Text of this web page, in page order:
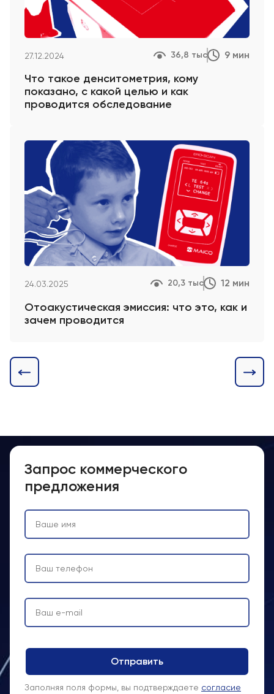
27.12.2024 36,8 тыс 9 мин
Что такое денситометрия, кому
показано, с какой целью и как
проводится обследование
24.03.2025 20,3 тыс 12 мин
Отоакустическая эмиссия: что это, как и
зачем проводится
Запрос коммерческого
предложения
Заполняя поля формы, вы подтверждаете согласие